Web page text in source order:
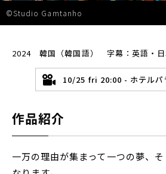
©Studio Gamtanho
2024 韓国（韓国語） 字幕：英語・
10/25 fri 20:00 - ホテルパ
作品紹介
一万の理由が集まって一つの夢、